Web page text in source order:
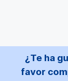
¿Te ha
favor